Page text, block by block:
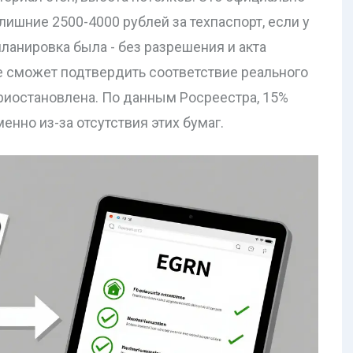
2500-4000 рублей за техпаспорт, если у
была - без разрешения и акта
подтвердить соответствие реального
По данным Росреестра, 15%
из-за отсутствия этих бумаг.